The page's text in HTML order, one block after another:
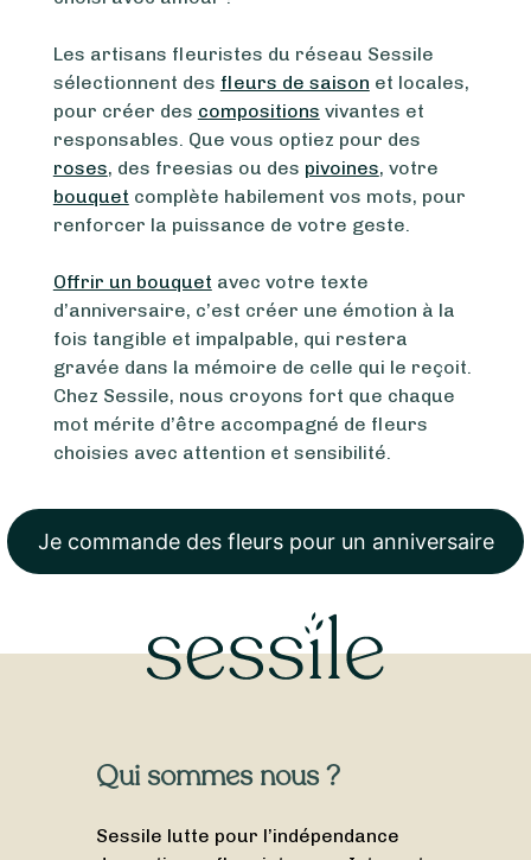
Les artisans fleuristes du réseau Sessile
sélectionnent des fleurs de saison et locales,
pour créer des compositions vivantes et
responsables. Que vous optiez pour des
roses, des freesias ou des pivoines, votre
bouquet complète habilement vos mots, pour
renforcer la puissance de votre geste.
Offrir un bouquet avec votre texte
d’anniversaire, c’est créer une émotion à la
fois tangible et impalpable, qui restera
gravée dans la mémoire de celle qui le reçoit.
Chez Sessile, nous croyons fort que chaque
mot mérite d’être accompagné de fleurs
choisies avec attention et sensibilité.
Je commande des fleurs pour un anniversaire
Qui sommes nous ?
Sessile lutte pour l’indépendance